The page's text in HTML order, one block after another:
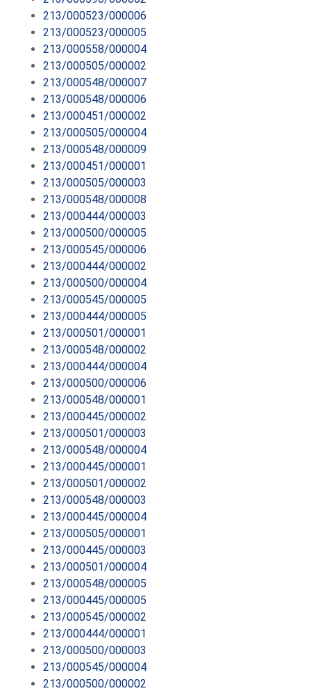
213/000523/000006
213/000523/000005
213/000558/000004
213/000505/000002
213/000548/000007
213/000548/000006
213/000451/000002
213/000505/000004
213/000548/000009
213/000451/000001
213/000505/000003
213/000548/000008
213/000444/000003
213/000500/000005
213/000545/000006
213/000444/000002
213/000500/000004
213/000545/000005
213/000444/000005
213/000501/000001
213/000548/000002
213/000444/000004
213/000500/000006
213/000548/000001
213/000445/000002
213/000501/000003
213/000548/000004
213/000445/000001
213/000501/000002
213/000548/000003
213/000445/000004
213/000505/000001
213/000445/000003
213/000501/000004
213/000548/000005
213/000445/000005
213/000545/000002
213/000444/000001
213/000500/000003
213/000545/000004
213/000500/000002